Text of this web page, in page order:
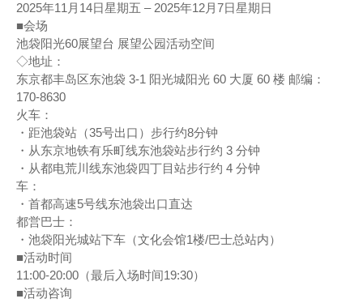
2025年11月14日星期五 – 2025年12月7日星期日
■会场
池袋阳光60展望台 展望公园活动空间
◇地址：
东京都丰岛区东池袋 3-1 阳光城阳光 60 大厦 60 楼 邮编：
170-8630
火车：
・距池袋站（35号出口）步行约8分钟
・从东京地铁有乐町线东池袋站步行约 3 分钟
・从都电荒川线东池袋四丁目站步行约 4 分钟
车：
・首都高速5号线东池袋出口直达
都営巴士：
・池袋阳光城站下车（文化会馆1楼/巴士总站内）
■活动时间
11:00-20:00（最后入场时间19:30）
■活动咨询